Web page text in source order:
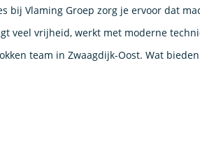
bij Vlaming Groep zorg je ervoor dat
veel vrijheid, werkt met moderne
team in Zwaagdijk-Oost. Wat